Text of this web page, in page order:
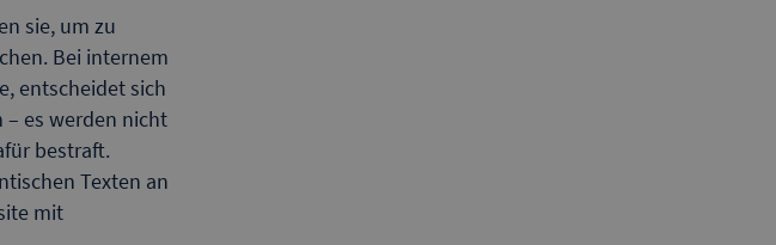
sie, um zu
Bei internem
entscheidet sich
– es werden nicht
bestraft.
Texten an
mit